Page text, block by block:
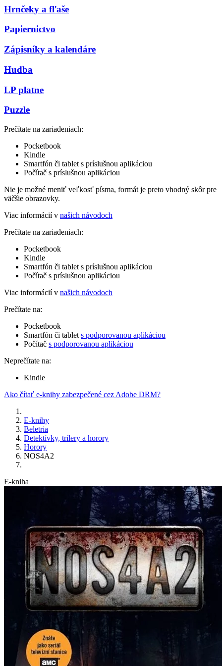
Hrnčeky a fľaše
Papiernictvo
Zápisníky a kalendáre
Hudba
LP platne
Puzzle
Prečítate na zariadeniach:
Pocketbook
Kindle
Smartfón či tablet s príslušnou aplikáciou
Počítač s príslušnou aplikáciou
Nie je možné meniť veľkosť písma, formát je preto vhodný skôr pre
väčšie obrazovky.
Viac informácií v našich návodoch
Prečítate na zariadeniach:
Pocketbook
Kindle
Smartfón či tablet s príslušnou aplikáciou
Počítač s príslušnou aplikáciou
Viac informácií v našich návodoch
Prečítate na:
Pocketbook
Smartfón či tablet s podporovanou aplikáciou
Počítač s podporovanou aplikáciou
Neprečítate na:
Kindle
Ako čítať e-knihy zabezpečené cez Adobe DRM?
E-knihy
Beletria
Detektívky, trilery a horory
Horory
NOS4A2
E-kniha